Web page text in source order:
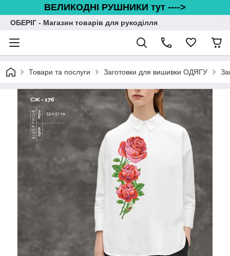
ВЕЛИКОДНІ РУШНИКИ тут ---->
ОБЕРІГ - Магазин товарів для рукоділля
Товари та послуги Заготовки для вишивки ОДЯГУ